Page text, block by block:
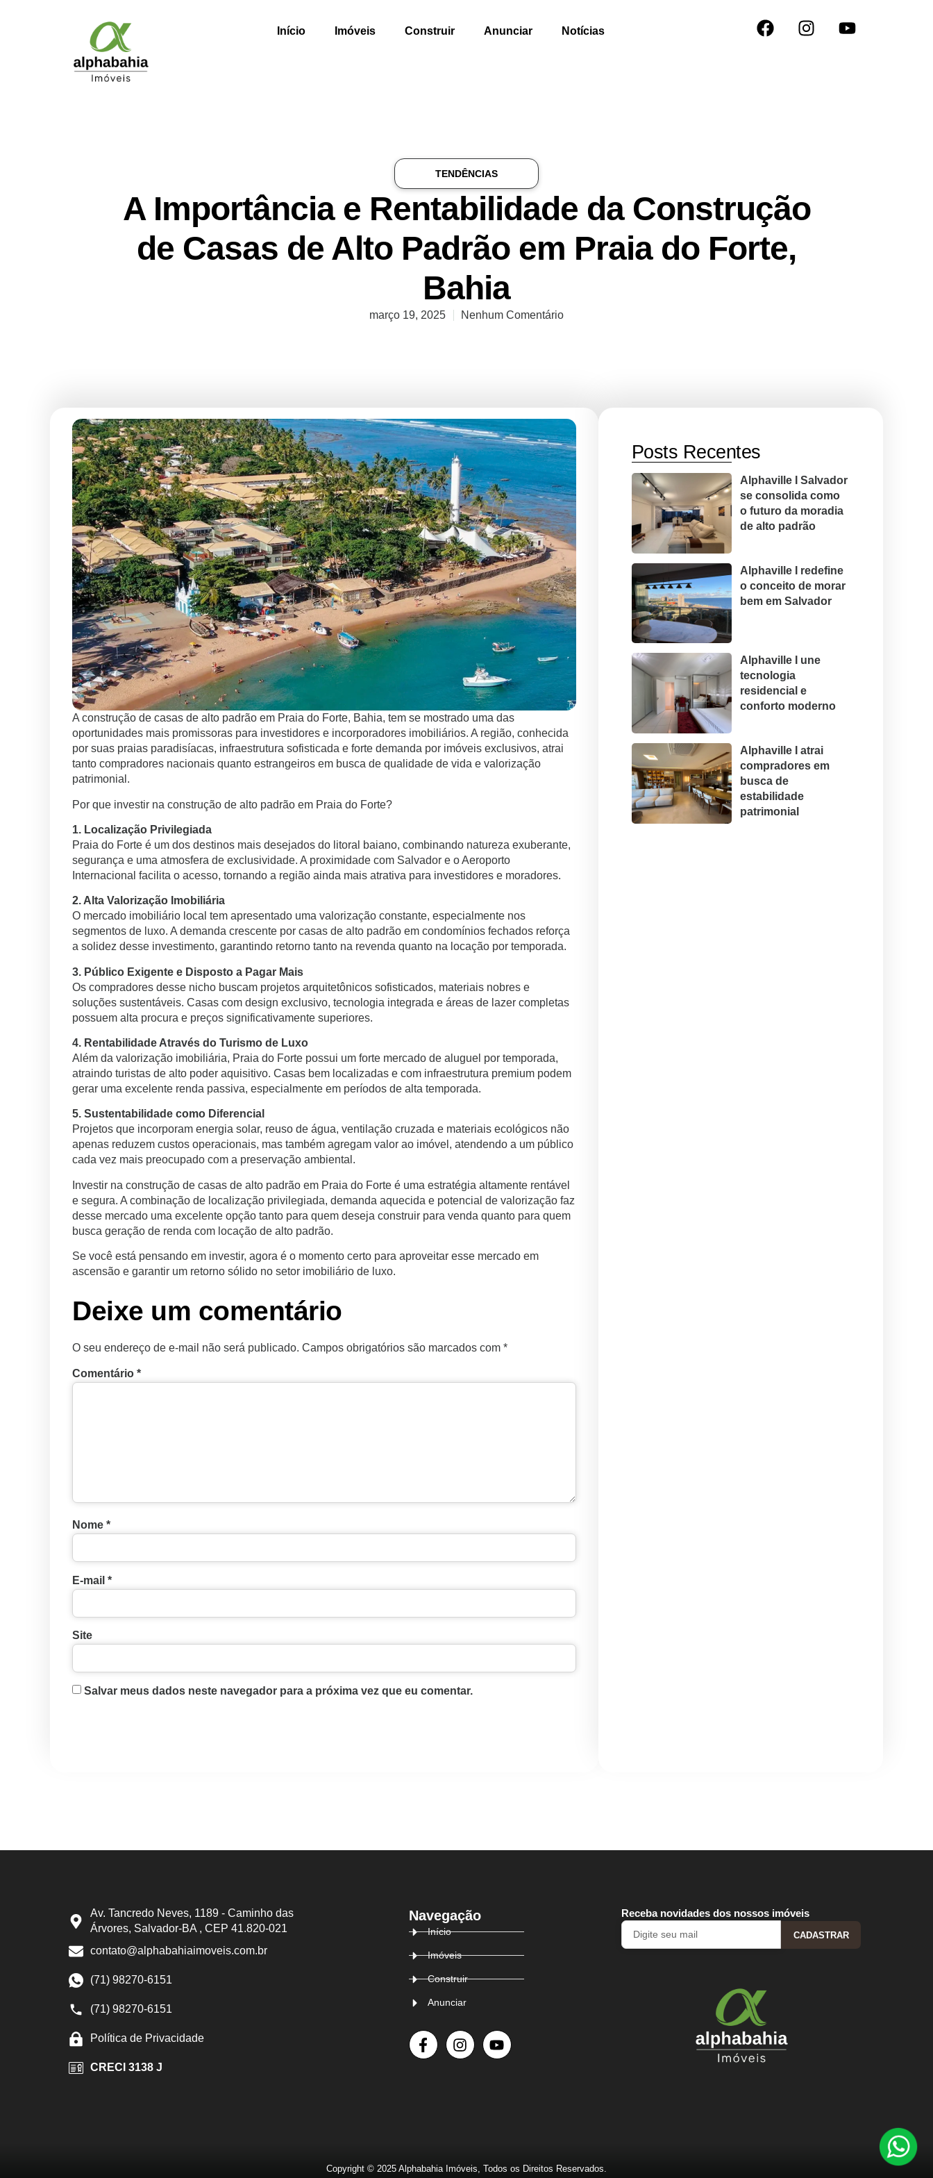
Início Imóveis Construir Anunciar Notícias
TENDÊNCIAS
A Importância e Rentabilidade da Construção
de Casas de Alto Padrão em Praia do Forte,
Bahia
março 19, 2025 Nenhum Comentário
A construção de casas de alto padrão em Praia do Forte, Bahia, tem se mostrado uma das
oportunidades mais promissoras para investidores e incorporadores imobiliários. A região, conhecida
por suas praias paradisíacas, infraestrutura sofisticada e forte demanda por imóveis exclusivos, atrai
tanto compradores nacionais quanto estrangeiros em busca de qualidade de vida e valorização
patrimonial.
Por que investir na construção de alto padrão em Praia do Forte?
1. Localização Privilegiada
Praia do Forte é um dos destinos mais desejados do litoral baiano, combinando natureza exuberante,
segurança e uma atmosfera de exclusividade. A proximidade com Salvador e o Aeroporto
Internacional facilita o acesso, tornando a região ainda mais atrativa para investidores e moradores.
2. Alta Valorização Imobiliária
O mercado imobiliário local tem apresentado uma valorização constante, especialmente nos
segmentos de luxo. A demanda crescente por casas de alto padrão em condomínios fechados reforça
a solidez desse investimento, garantindo retorno tanto na revenda quanto na locação por temporada.
3. Público Exigente e Disposto a Pagar Mais
Os compradores desse nicho buscam projetos arquitetônicos sofisticados, materiais nobres e
soluções sustentáveis. Casas com design exclusivo, tecnologia integrada e áreas de lazer completas
possuem alta procura e preços significativamente superiores.
4. Rentabilidade Através do Turismo de Luxo
Além da valorização imobiliária, Praia do Forte possui um forte mercado de aluguel por temporada,
atraindo turistas de alto poder aquisitivo. Casas bem localizadas e com infraestrutura premium podem
gerar uma excelente renda passiva, especialmente em períodos de alta temporada.
5. Sustentabilidade como Diferencial
Projetos que incorporam energia solar, reuso de água, ventilação cruzada e materiais ecológicos não
apenas reduzem custos operacionais, mas também agregam valor ao imóvel, atendendo a um público
cada vez mais preocupado com a preservação ambiental.
Investir na construção de casas de alto padrão em Praia do Forte é uma estratégia altamente rentável
e segura. A combinação de localização privilegiada, demanda aquecida e potencial de valorização faz
desse mercado uma excelente opção tanto para quem deseja construir para venda quanto para quem
busca geração de renda com locação de alto padrão.
Se você está pensando em investir, agora é o momento certo para aproveitar esse mercado em
ascensão e garantir um retorno sólido no setor imobiliário de luxo.
Deixe um comentário
O seu endereço de e-mail não será publicado. Campos obrigatórios são marcados com *
Comentário *
Nome *
E-mail *
Site
Salvar meus dados neste navegador para a próxima vez que eu comentar.
Posts Recentes
Alphaville I Salvador
se consolida como
o futuro da moradia
de alto padrão
Alphaville I redefine
o conceito de morar
bem em Salvador
Alphaville I une
tecnologia
residencial e
conforto moderno
Alphaville I atrai
compradores em
busca de
estabilidade
patrimonial
Av. Tancredo Neves, 1189 - Caminho das
Árvores, Salvador-BA , CEP 41.820-021
contato@alphabahiaimoveis.com.br
(71) 98270-6151
(71) 98270-6151
Política de Privacidade
CRECI 3138 J
Navegação
Início
Imóveis
Construir
Anunciar
Receba novidades dos nossos imóveis
CADASTRAR
Copyright © 2025 Alphabahia Imóveis, Todos os Direitos Reservados.